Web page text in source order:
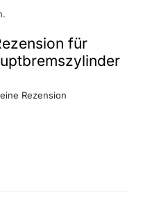
für
Rezension